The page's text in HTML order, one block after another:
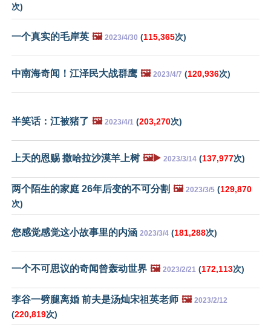
次)
一个真实的毛岸英 🖼️ 2023/4/30 (115,365次)
中南海奇闻！江泽民大战群鹰 🖼️ 2023/4/7 (120,936次)
半笑话：江被猪了 🖼️ 2023/4/1 (203,270次)
上天的恩赐 撒哈拉沙漠羊上树 🖼️▶️ 2023/3/14 (137,977次)
两个陌生的家庭 26年后变的不可分割 🖼️ 2023/3/5 (129,870
次)
您感觉感觉这小故事里的内涵 2023/3/4 (181,288次)
一个不可思议的奇闻曾轰动世界 🖼️ 2023/2/21 (172,113次)
李谷一劈腿离婚 前夫是汤灿宋祖英老师 🖼️ 2023/2/12
(220,819次)